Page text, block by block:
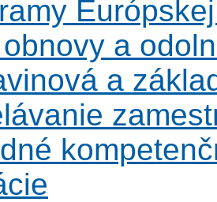
a
a